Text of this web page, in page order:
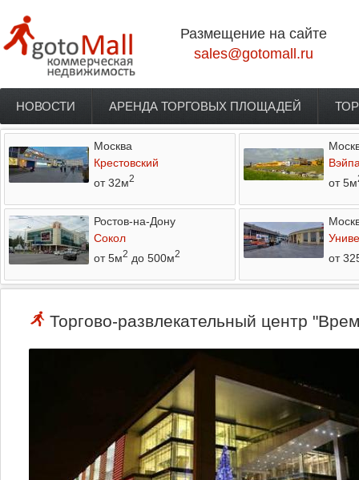
Размещение на сайте
sales@gotomall.ru
Главное меню
НОВОСТИ АРЕНДА ТОРГОВЫХ ПЛОЩАДЕЙ
Москва
Крестовский
от 32м2
от 5м
Ростов-на-Дону
Сокол
от 5м2 до 500м2
от
Торгово-развлекательный центр